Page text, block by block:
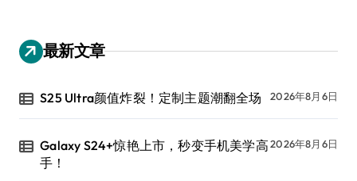
最新文章
S25 Ultra颜值炸裂！定制主题潮翻全场 2026年8月6日
Galaxy S24+惊艳上市，秒变手机美学高
手！
2026年8月6日